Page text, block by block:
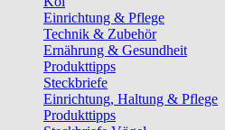
Einrichtung & Pflege
Technik & Zubehör
Ernährung & Gesundheit
Produkttipps
Steckbriefe
Einrichtung, Haltung & Pflege
Produkttipps